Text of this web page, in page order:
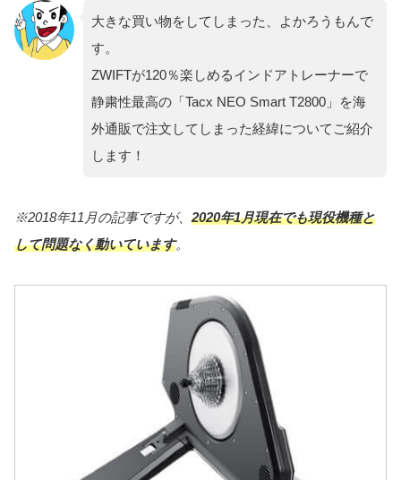
大きな買い物をしてしまった、よかろうもんで
す。
ZWIFTが120％楽しめるインドアトレーナーで
静粛性最高の「Tacx NEO Smart T2800」を海
外通販で注文してしまった経緯についてご紹介
します！
※2018年11月の記事ですが、 2020年1月現在でも現役機種と
して問題なく動いています。